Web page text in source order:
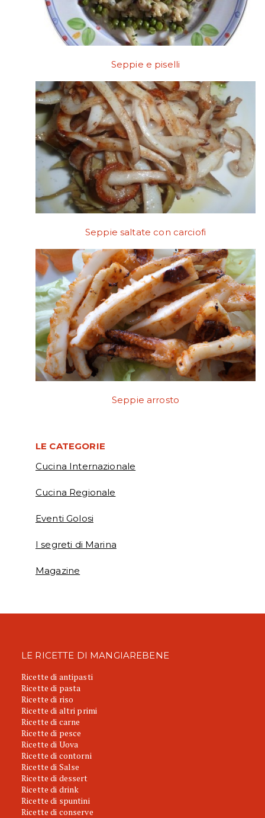
Seppie e piselli
Seppie saltate con carciofi
Seppie arrosto
LE CATEGORIE
Cucina Internazionale
Cucina Regionale
Eventi Golosi
I segreti di Marina
Magazine
LE RICETTE DI MANGIAREBENE
Ricette di antipasti
Ricette di pasta
Ricette di riso
Ricette di altri primi
Ricette di carne
Ricette di pesce
Ricette di Uova
Ricette di contorni
Ricette di Salse
Ricette di dessert
Ricette di drink
Ricette di spuntini
Ricette di conserve